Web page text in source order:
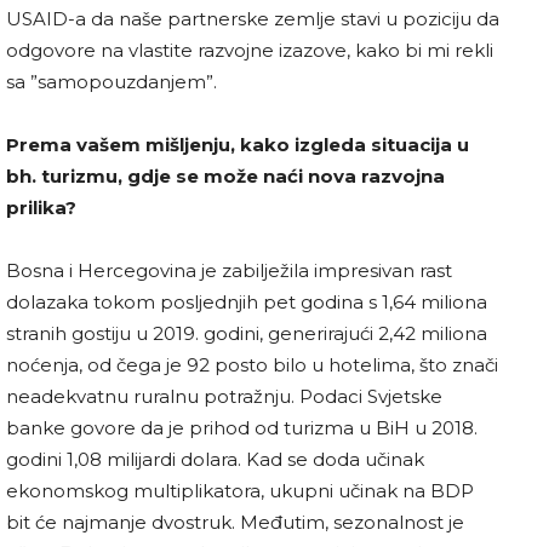
USAID-a da naše partnerske zemlje stavi u poziciju da
odgovore na vlastite razvojne izazove, kako bi mi rekli
sa ”samopouzdanjem”.
Prema vašem mišljenju, kako izgleda situacija u
bh. turizmu, gdje se može naći nova razvojna
prilika?
Bosna i Hercegovina je zabilježila impresivan rast
dolazaka tokom posljednjih pet godina s 1,64 miliona
stranih gostiju u 2019. godini, generirajući 2,42 miliona
noćenja, od čega je 92 posto bilo u hotelima, što znači
neadekvatnu ruralnu potražnju. Podaci Svjetske
banke govore da je prihod od turizma u BiH u 2018.
godini 1,08 milijardi dolara. Kad se doda učinak
ekonomskog multiplikatora, ukupni učinak na BDP
bit će najmanje dvostruk. Međutim, sezonalnost je